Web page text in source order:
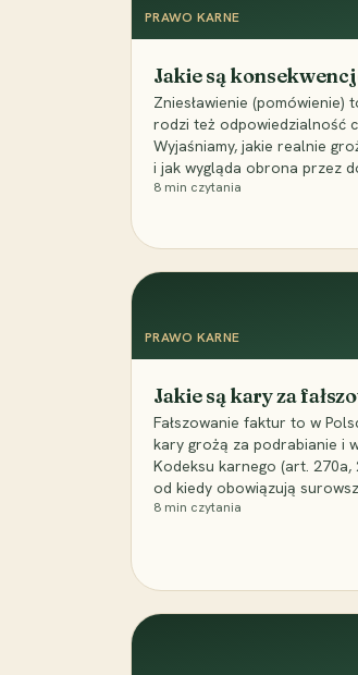
PRAWO KARNE
Jakie są
Zniesławienie
rodzi też odpowiedzialność
Wyjaśniamy, jakie realnie
i jak wygląda obrona przez
8 min czytania
PRAWO KARNE
Jakie są kary za
Fałszowanie faktur to w
kary grożą za podrabianie i
Kodeksu karnego (art.
od kiedy obowiązują
8 min czytania